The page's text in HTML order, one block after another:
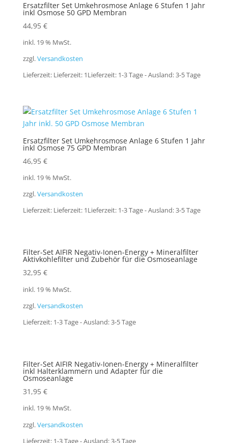
Ersatzfilter Set Umkehrosmose Anlage 6 Stufen 1 Jahr
inkl Osmose 50 GPD Membran
44,95 €
inkl. 19 % MwSt.
zzgl.Versandkosten
Lieferzeit: Lieferzeit: 1Lieferzeit: 1-3 Tage - Ausland: 3-5 Tage
Ersatzfilter Set Umkehrosmose Anlage 6 Stufen 1 Jahr
inkl Osmose 75 GPD Membran
46,95 €
inkl. 19 % MwSt.
zzgl.Versandkosten
Lieferzeit: Lieferzeit: 1Lieferzeit: 1-3 Tage - Ausland: 3-5 Tage
Filter-Set AIFIR Negativ-Ionen-Energy + Mineralfilter
Aktivkohlefilter und Zubehör für die Osmoseanlage
32,95 €
inkl. 19 % MwSt.
zzgl.Versandkosten
Lieferzeit: 1-3 Tage - Ausland: 3-5 Tage
Filter-Set AIFIR Negativ-Ionen-Energy + Mineralfilter
inkl Halterklammern und Adapter für die
Osmoseanlage
31,95 €
inkl. 19 % MwSt.
zzgl.Versandkosten
Lieferzeit: 1-3 Tage - Ausland: 3-5 Tage